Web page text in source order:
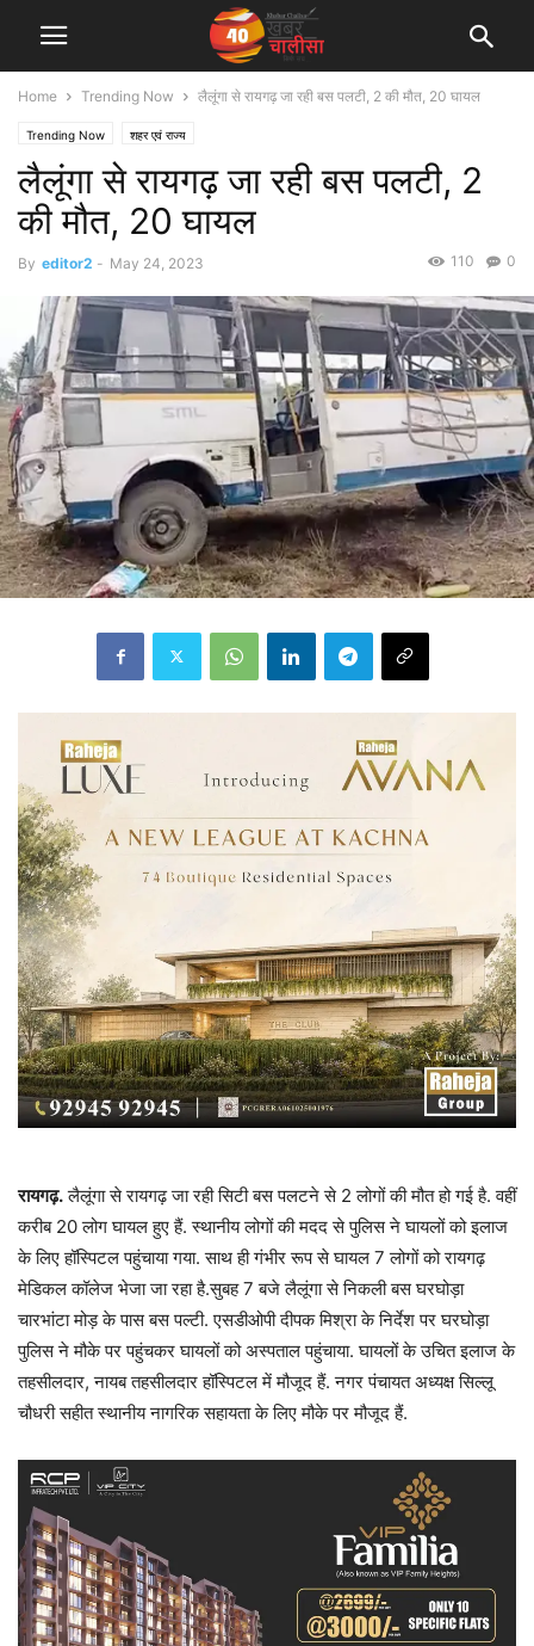
Home Trending Now लैलूंगा से रायगढ़ जा रही बस पलटी, 2 की मौत, 20 घायल
Trending Now शहर एवं राज्य
लैलूंगा से रायगढ़ जा रही बस पलटी, 2
की मौत, 20 घायल
By editor2 - May 24, 2023 0
110
रायगढ़.लैलूंगा से रायगढ़ जा रही सिटी बस पलटने से 2 लोगों की मौत हो गई है. वहीं
करीब 20 लोग घायल हुए हैं. स्थानीय लोगों की मदद से पुलिस ने घायलों को इलाज
के लिए हॉस्पिटल पहुंचाया गया. साथ ही गंभीर रूप से घायल 7 लोगों को रायगढ़
मेडिकल कॉलेज भेजा जा रहा है.सुबह 7 बजे लैलूंगा से निकली बस घरघोड़ा
चारभांटा मोड़ के पास बस पल्टी. एसडीओपी दीपक मिश्रा के निर्देश पर घरघोड़ा
पुलिस ने मौके पर पहुंचकर घायलों को अस्पताल पहुंचाया. घायलों के उचित इलाज के
तहसीलदार, नायब तहसीलदार हॉस्पिटल में मौजूद हैं. नगर पंचायत अध्यक्ष सिल्लू
चौधरी सहीत स्थानीय नागरिक सहायता के लिए मौके पर मौजूद हैं.